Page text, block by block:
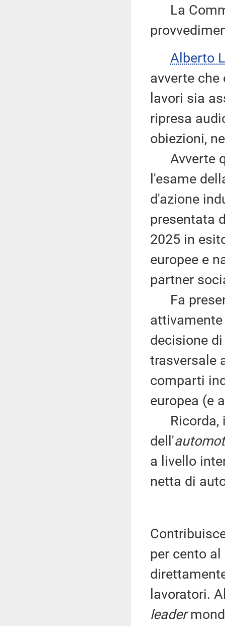
La
Alberto
avverte
lavori sia
ripresa
obiezioni,
Avverte
l'esame
d'azione
presentata
2025 in
europee e
partner
Fa
decisione
trasversale
comparti
europea (e
Ricorda,
dell'
a livello
netta di
per cento al
lavoratori.
leader